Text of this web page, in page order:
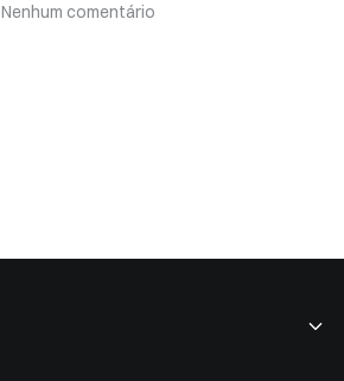
Nenhum comentário